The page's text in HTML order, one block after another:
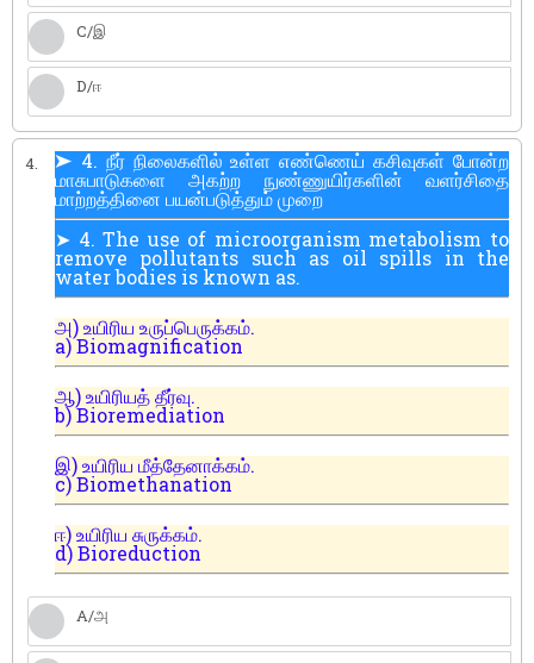
C/இ
D/ஈ
4. ➤ 4. நீர் நிலைகளில் உள்ள எண்ணெய் கசிவுகள் போன்ற
மாசுபாடுகளை அகற்ற நுண்ணுயிர்களின் வளர்சிதை
மாற்றத்தினை பயன்படுத்தும் முறை
➤ 4. The use of microorganism metabolism to
remove pollutants such as oil spills in the
water bodies is known as.
அ) உயிரிய உருப்பெருக்கம்.
a) Biomagnification
ஆ) உயிரியத் தீர்வு.
b) Bioremediation
இ) உயிரிய மீத்தேனாக்கம்.
c) Biomethanation
ஈ) உயிரிய சுருக்கம்.
d) Bioreduction
A/அ